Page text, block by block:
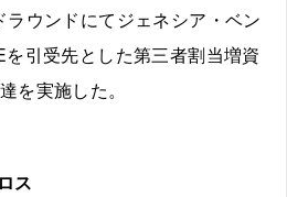
ウンドにてジェネシア・ベン
引受先とした第三者割当増資
を実施した。
ス